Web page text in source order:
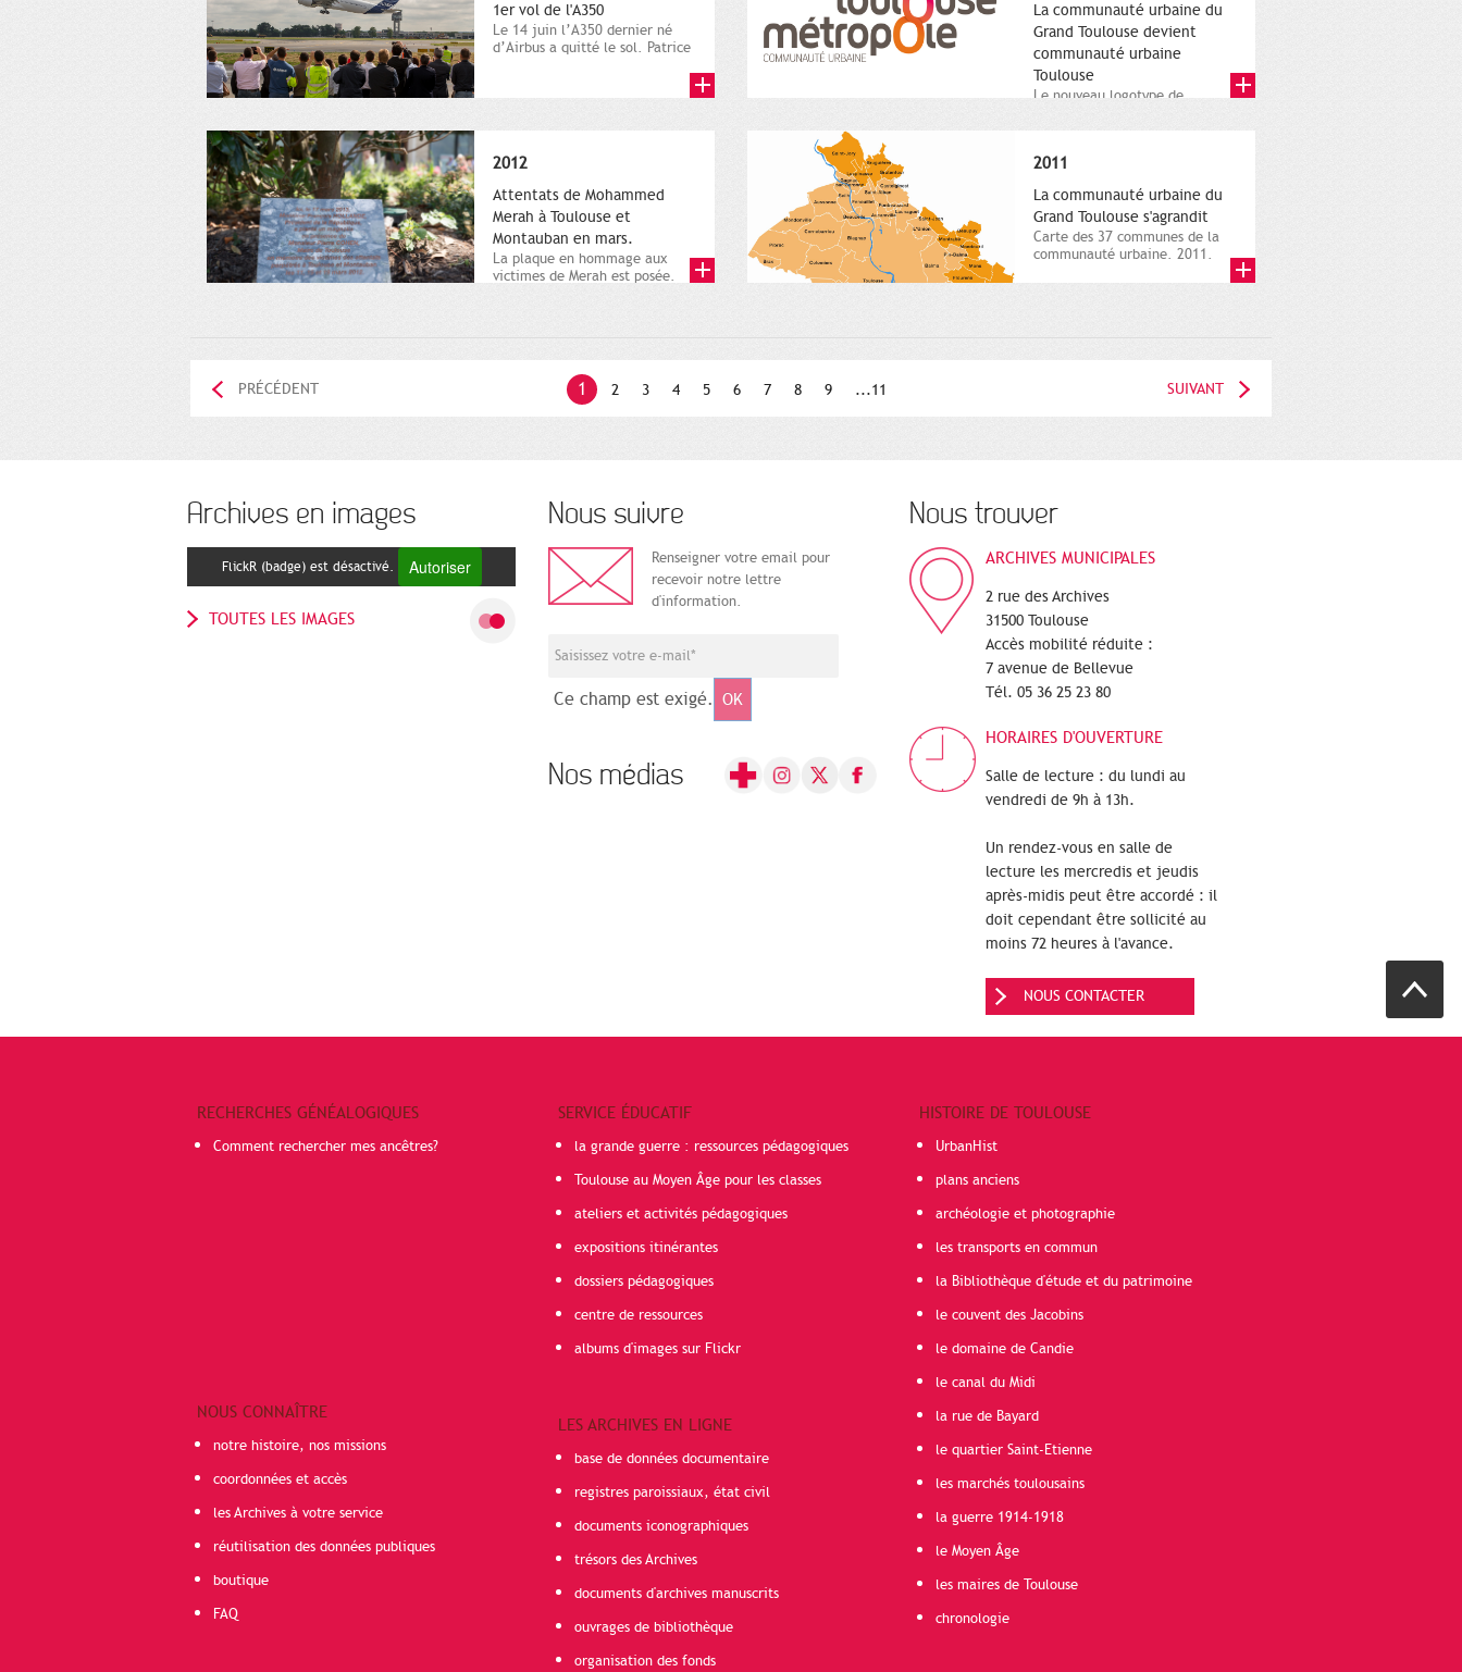
1er vol de l'A350
Le 14 juin l’A350 dernier né
d’Airbus a quitté le sol. Patrice
La communauté urbaine du
Grand Toulouse devient
communauté urbaine
Toulouse
Le nouveau logotype de
représentant l'anneau de
2012
Attentats de Mohammed
Merah à Toulouse et
Montauban en mars.
La plaque en hommage aux
victimes de Merah est posée.
2011
La communauté urbaine du
Grand Toulouse s'agrandit
Carte des 37 communes de la
communauté urbaine. 2011.
1 2 3 4 5 6 7 8 9 ...11
PRÉCÉDENT SUIVANT
Archives en images
FlickR (badge) est désactivé. Autoriser
TOUTES LES IMAGES
Nous suivre
Renseigner votre email pour
recevoir notre lettre
d'information.
Ce champ est exigé. OK
Nos médias
Nous trouver
ARCHIVES MUNICIPALES
2 rue des Archives
31500 Toulouse
Accès mobilité réduite :
7 avenue de Bellevue
Tél. 05 36 25 23 80
HORAIRES D'OUVERTURE
Salle de lecture : du lundi au
vendredi de 9h à 13h.
Un rendez-vous en salle de
lecture les mercredis et jeudis
après-midis peut être accordé : il
doit cependant être sollicité au
moins 72 heures à l'avance.
NOUS CONTACTER
RECHERCHES GÉNÉALOGIQUES
Comment rechercher mes ancêtres?
NOUS CONNAÎTRE
notre histoire, nos missions
coordonnées et accès
les Archives à votre service
réutilisation des données publiques
boutique
FAQ
SERVICE ÉDUCATIF
la grande guerre : ressources pédagogiques
Toulouse au Moyen Âge pour les classes
ateliers et activités pédagogiques
expositions itinérantes
dossiers pédagogiques
centre de ressources
albums d'images sur Flickr
LES ARCHIVES EN LIGNE
base de données documentaire
registres paroissiaux, état civil
documents iconographiques
trésors des Archives
documents d'archives manuscrits
ouvrages de bibliothèque
organisation des fonds
HISTOIRE DE TOULOUSE
UrbanHist
plans anciens
archéologie et photographie
les transports en commun
la Bibliothèque d'étude et du patrimoine
le couvent des Jacobins
le domaine de Candie
le canal du Midi
la rue de Bayard
le quartier Saint-Etienne
les marchés toulousains
la guerre 1914-1918
le Moyen Âge
les maires de Toulouse
chronologie